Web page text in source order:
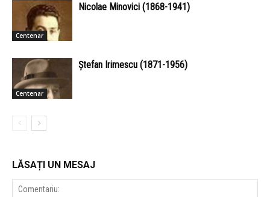
Centenar
Nicolae Minovici (1868-1941)
Centenar
Ștefan Irimescu (1871-1956)
LĂSAȚI UN MESAJ